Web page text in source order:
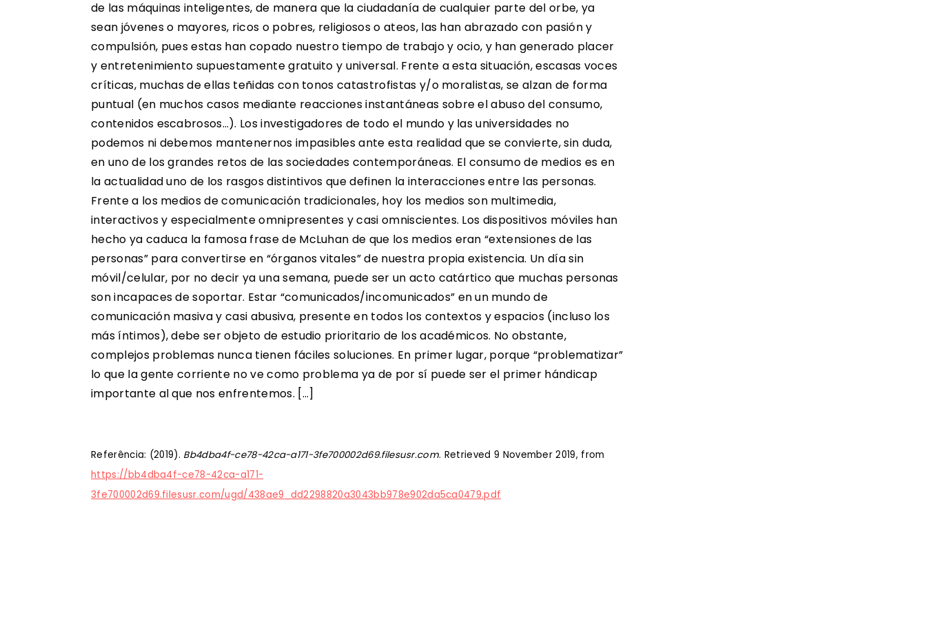
de las máquinas inteligentes, de manera que la ciudadanía de cualquier parte del orbe, ya
sean jóvenes o mayores, ricos o pobres, religiosos o ateos, las han abrazado con pasión y
compulsión, pues estas han copado nuestro tiempo de trabajo y ocio, y han generado placer
y entretenimiento supuestamente gratuito y universal. Frente a esta situación, escasas voces
críticas, muchas de ellas teñidas con tonos catastrofistas y/o moralistas, se alzan de forma
puntual (en muchos casos mediante reacciones instantáneas sobre el abuso del consumo,
contenidos escabrosos…). Los investigadores de todo el mundo y las universidades no
podemos ni debemos mantenernos impasibles ante esta realidad que se convierte, sin duda,
en uno de los grandes retos de las sociedades contemporáneas. El consumo de medios es en
la actualidad uno de los rasgos distintivos que definen la interacciones entre las personas.
Frente a los medios de comunicación tradicionales, hoy los medios son multimedia,
interactivos y especialmente omnipresentes y casi omniscientes. Los dispositivos móviles han
hecho ya caduca la famosa frase de McLuhan de que los medios eran “extensiones de las
personas” para convertirse en “órganos vitales” de nuestra propia existencia. Un día sin
móvil/celular, por no decir ya una semana, puede ser un acto catártico que muchas personas
son incapaces de soportar. Estar “comunicados/incomunicados” en un mundo de
comunicación masiva y casi abusiva, presente en todos los contextos y espacios (incluso los
más íntimos), debe ser objeto de estudio prioritario de los académicos. No obstante,
complejos problemas nunca tienen fáciles soluciones. En primer lugar, porque “problematizar”
lo que la gente corriente no ve como problema ya de por sí puede ser el primer hándicap
importante al que nos enfrentemos. […]
Referência: (2019). Bb4dba4f-ce78-42ca-a171-3fe700002d69.filesusr.com. Retrieved 9 November 2019, from
https://bb4dba4f-ce78-42ca-a171-
3fe700002d69.filesusr.com/ugd/438ae9_dd2298820a3043bb978e902da5ca0479.pdf